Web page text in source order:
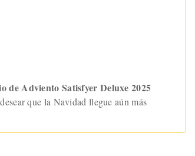
de Adviento Satisfyer Deluxe 2025
que la Navidad llegue aún más